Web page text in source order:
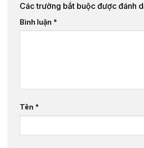
Các trường bắt buộc được đánh
Bình luận *
Tên *